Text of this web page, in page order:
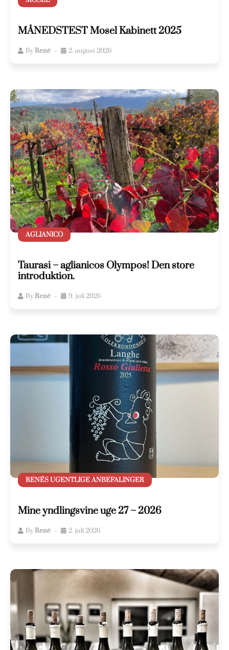
MÅNEDSTEST Mosel Kabinett 2025
ByRené 2. august 2026
AGLIANICO
Taurasi – aglianicos Olympos! Den store
introduktion.
ByRené 9. juli 2026
RENÉS UGENTLIGE ANBEFALINGER
Mine yndlingsvine uge 27 – 2026
ByRené 2. juli 2026